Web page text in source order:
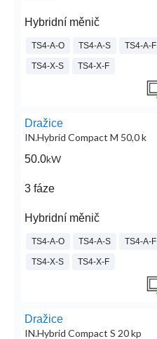
Hybridní měnič
TS4-A-O TS4-A-S TS4-A-F
TS4-X-S TS4-X-F
Dražice
IN.Hybrid Compact M 50,0 k
50.0kW
3 fáze
Hybridní měnič
TS4-A-O TS4-A-S TS4-A-F
TS4-X-S TS4-X-F
Dražice
IN.Hybrid Compact S 20 kp